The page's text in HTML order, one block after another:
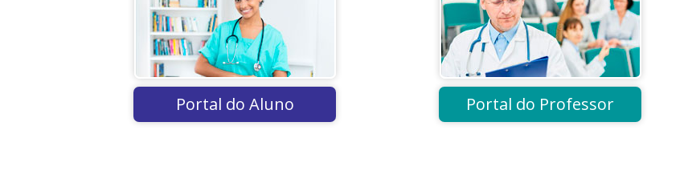
Portal do Aluno Portal do Professor